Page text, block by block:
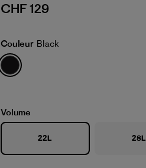
CHF 129
Couleur Black
Volume
22L 28L